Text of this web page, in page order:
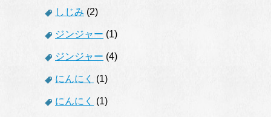
しじみ (2)
ジンジャー (1)
ジンジャー (4)
にんにく (1)
にんにく (1)